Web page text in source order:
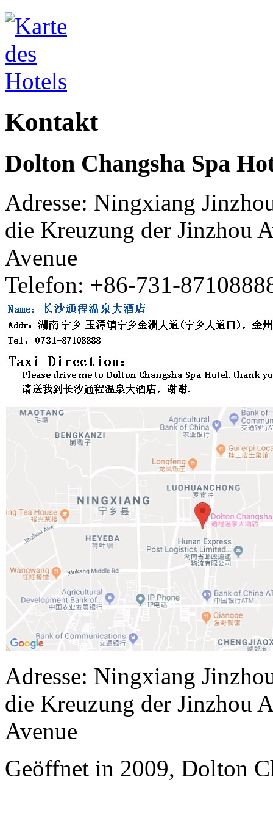
Kontakt
Dolton Changsha Spa
Adresse: Ningxiang
die Kreuzung der Jinzhou
Avenue
Telefon: +86-731-
Adresse: Ningxiang
die Kreuzung der Jinzhou
Avenue
Geöffnet in 2009, Dolton